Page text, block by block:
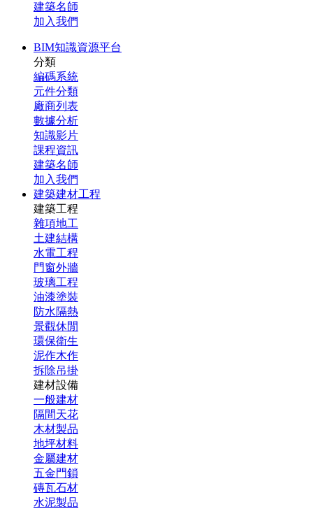
建築名師
加入我們
BIM知識資源平台
分類
編碼系統
元件分類
廠商列表
數據分析
知識影片
課程資訊
建築名師
加入我們
建築建材工程
建築工程
雜項地工
土建結構
水電工程
門窗外牆
玻璃工程
油漆塗裝
防水隔熱
景觀休閒
環保衛生
泥作木作
拆除吊掛
建材設備
一般建材
隔間天花
木材製品
地坪材料
金屬建材
五金門鎖
磚瓦石材
水泥製品